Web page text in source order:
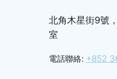
北角木星街9號
室
電話聯絡: +852